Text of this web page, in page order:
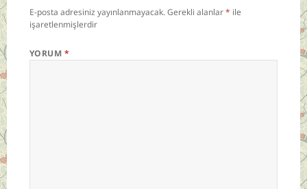
E-posta adresiniz yayınlanmayacak.Gerekli alanlar* ile
işaretlenmişlerdir
YORUM *